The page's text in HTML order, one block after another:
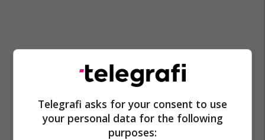
Telegrafi asks for your consent to use
your personal data for the following
purposes: